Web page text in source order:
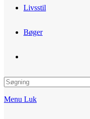
Livsstil
Bøger
website
search
Menu Luk